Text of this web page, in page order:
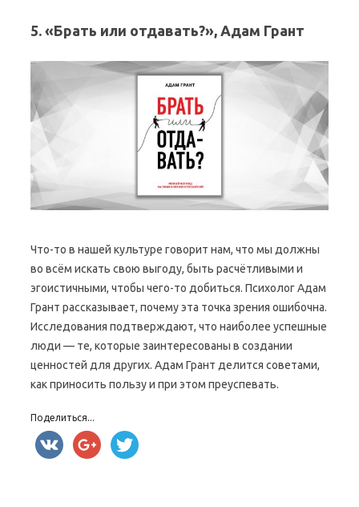
5. «Брать или отдавать?», Адам Грант
Что-то в нашей культуре говорит нам, что мы должны
во всём искать свою выгоду, быть расчётливыми и
эгоистичными, чтобы чего-то добиться. Психолог Адам
Грант рассказывает, почему эта точка зрения ошибочна.
Исследования подтверждают, что наиболее успешные
люди — те, которые заинтересованы в создании
ценностей для других. Адам Грант делится советами,
как приносить пользу и при этом преуспевать.
Поделиться...